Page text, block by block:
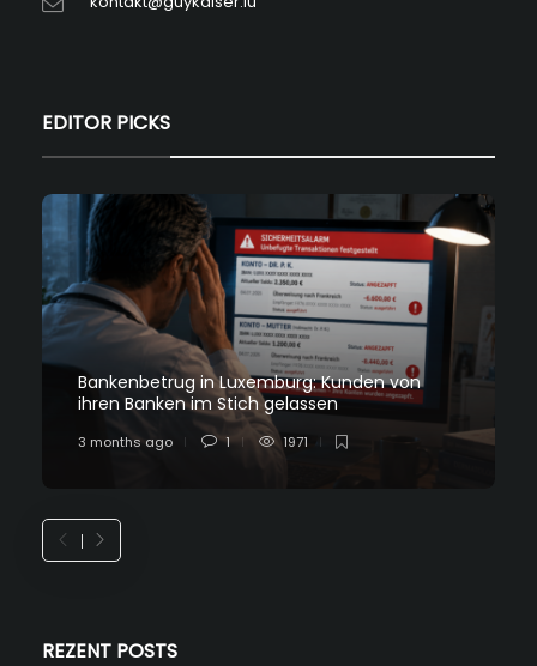
EDITOR PICKS
Bankenbetrug in Luxemburg: Kunden von
ihren Banken im Stich gelassen
3 months ago 1 1971
REZENT POSTS